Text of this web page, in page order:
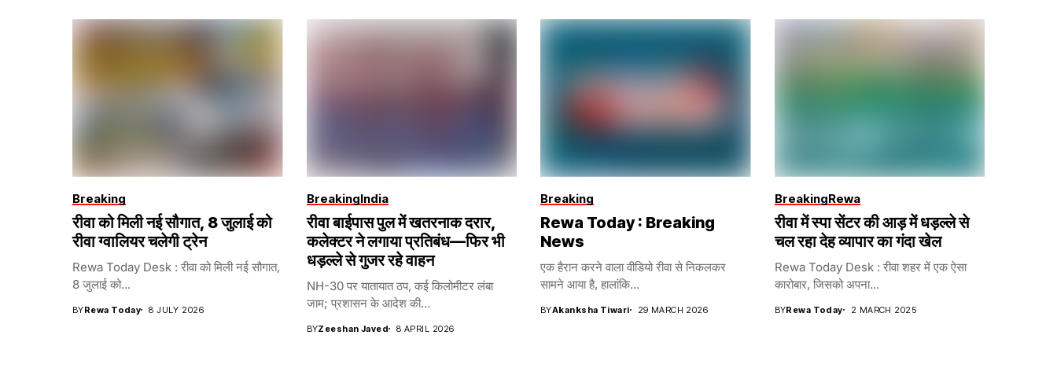
Breaking
रीवा को मिली नई सौगात, 8 जुलाई को
रीवा ग्वालियर चलेगी ट्रेन
Rewa Today Desk : रीवा को मिली नई सौगात,
8 जुलाई को...
BYRewa Today 8 JULY 2026
BreakingIndia
रीवा बाईपास पुल में खतरनाक दरार,
कलेक्टर ने लगाया प्रतिबंध—फिर भी
धड़ल्ले से गुजर रहे वाहन
NH-30 पर यातायात ठप, कई किलोमीटर लंबा
जाम; प्रशासन के आदेश की...
BYZeeshan Javed 8 APRIL 2026
Breaking
Rewa Today : Breaking
News
एक हैरान करने वाला वीडियो रीवा से निकलकर
सामने आया है, हालांकि...
BYAkanksha Tiwari 29 MARCH 2026
BreakingRewa
रीवा में स्पा सेंटर की आड़ में धड़ल्ले से
चल रहा देह व्यापार का गंदा खेल
Rewa Today Desk : रीवा शहर में एक ऐसा
कारोबार, जिसको अपना...
BYRewa Today 2 MARCH 2025